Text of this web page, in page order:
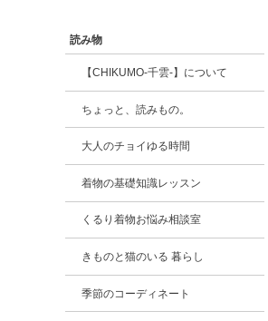
読み物
【CHIKUMO-千雲-】について
ちょっと、読みもの。
大人のチョイゆる時間
着物の基礎知識レッスン
くるり着物お悩み相談室
きものと猫のいる 暮らし
季節のコーディネート